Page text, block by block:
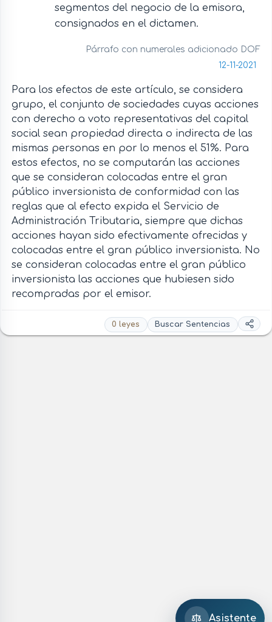
segmentos del negocio de la emisora,
consignados en el dictamen.
Párrafo con numerales adicionado DOF
12-11-2021
Para los efectos de este artículo, se considera
grupo, el conjunto de sociedades cuyas acciones
con derecho a voto representativas del capital
social sean propiedad directa o indirecta de las
mismas personas en por lo menos el 51%. Para
estos efectos, no se computarán las acciones
que se consideran colocadas entre el gran
público inversionista de conformidad con las
reglas que al efecto expida el Servicio de
Administración Tributaria, siempre que dichas
acciones hayan sido efectivamente ofrecidas y
colocadas entre el gran público inversionista. No
se consideran colocadas entre el gran público
inversionista las acciones que hubiesen sido
recompradas por el emisor.
0 leyes Buscar Sentencias
Asistente